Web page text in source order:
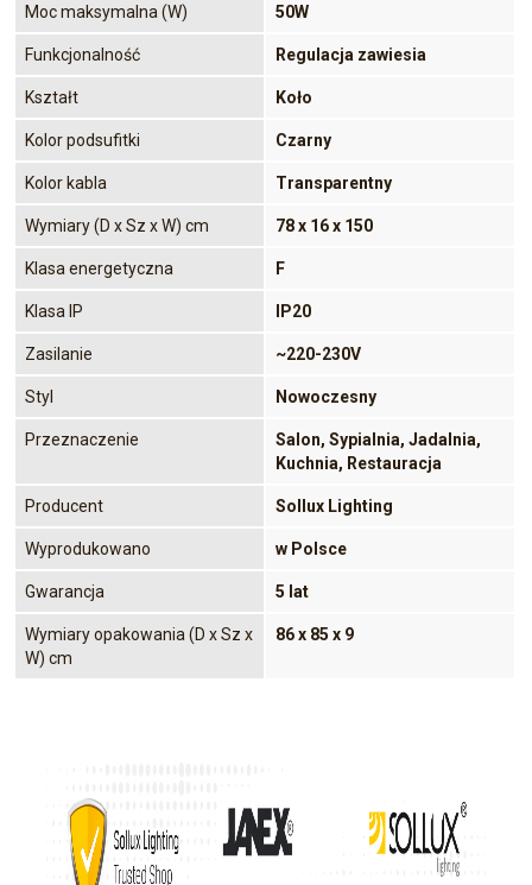
Moc maksymalna (W) 50W
Funkcjonalność Regulacja zawiesia
Kształt Koło
Kolor podsufitki Czarny
Kolor kabla Transparentny
Wymiary (D x Sz x W) cm 78 x 16 x 150
Klasa energetyczna F
Klasa IP IP20
Zasilanie ~220-230V
Styl Nowoczesny
Przeznaczenie
Salon, Sypialnia, Jadalnia,
Kuchnia, Restauracja
Producent Sollux Lighting
Wyprodukowano w Polsce
Gwarancja 5 lat
Wymiary opakowania (D x Sz x
W) cm
86 x 85 x 9